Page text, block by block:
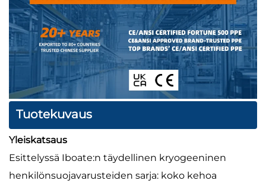
Tuotekuvaus
Yleiskatsaus
Esittelyssä Iboate:n täydellinen kryogeeninen
henkilönsuojavarusteiden sarja: koko kehoa